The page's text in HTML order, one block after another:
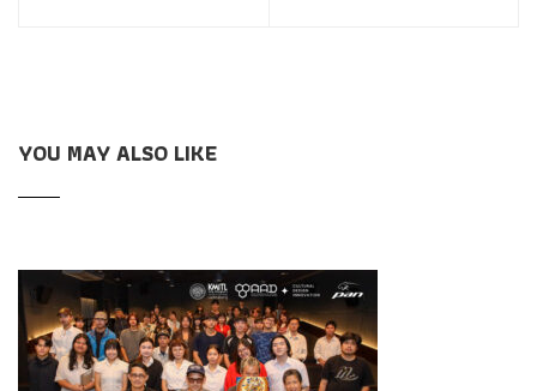
YOU MAY ALSO LIKE